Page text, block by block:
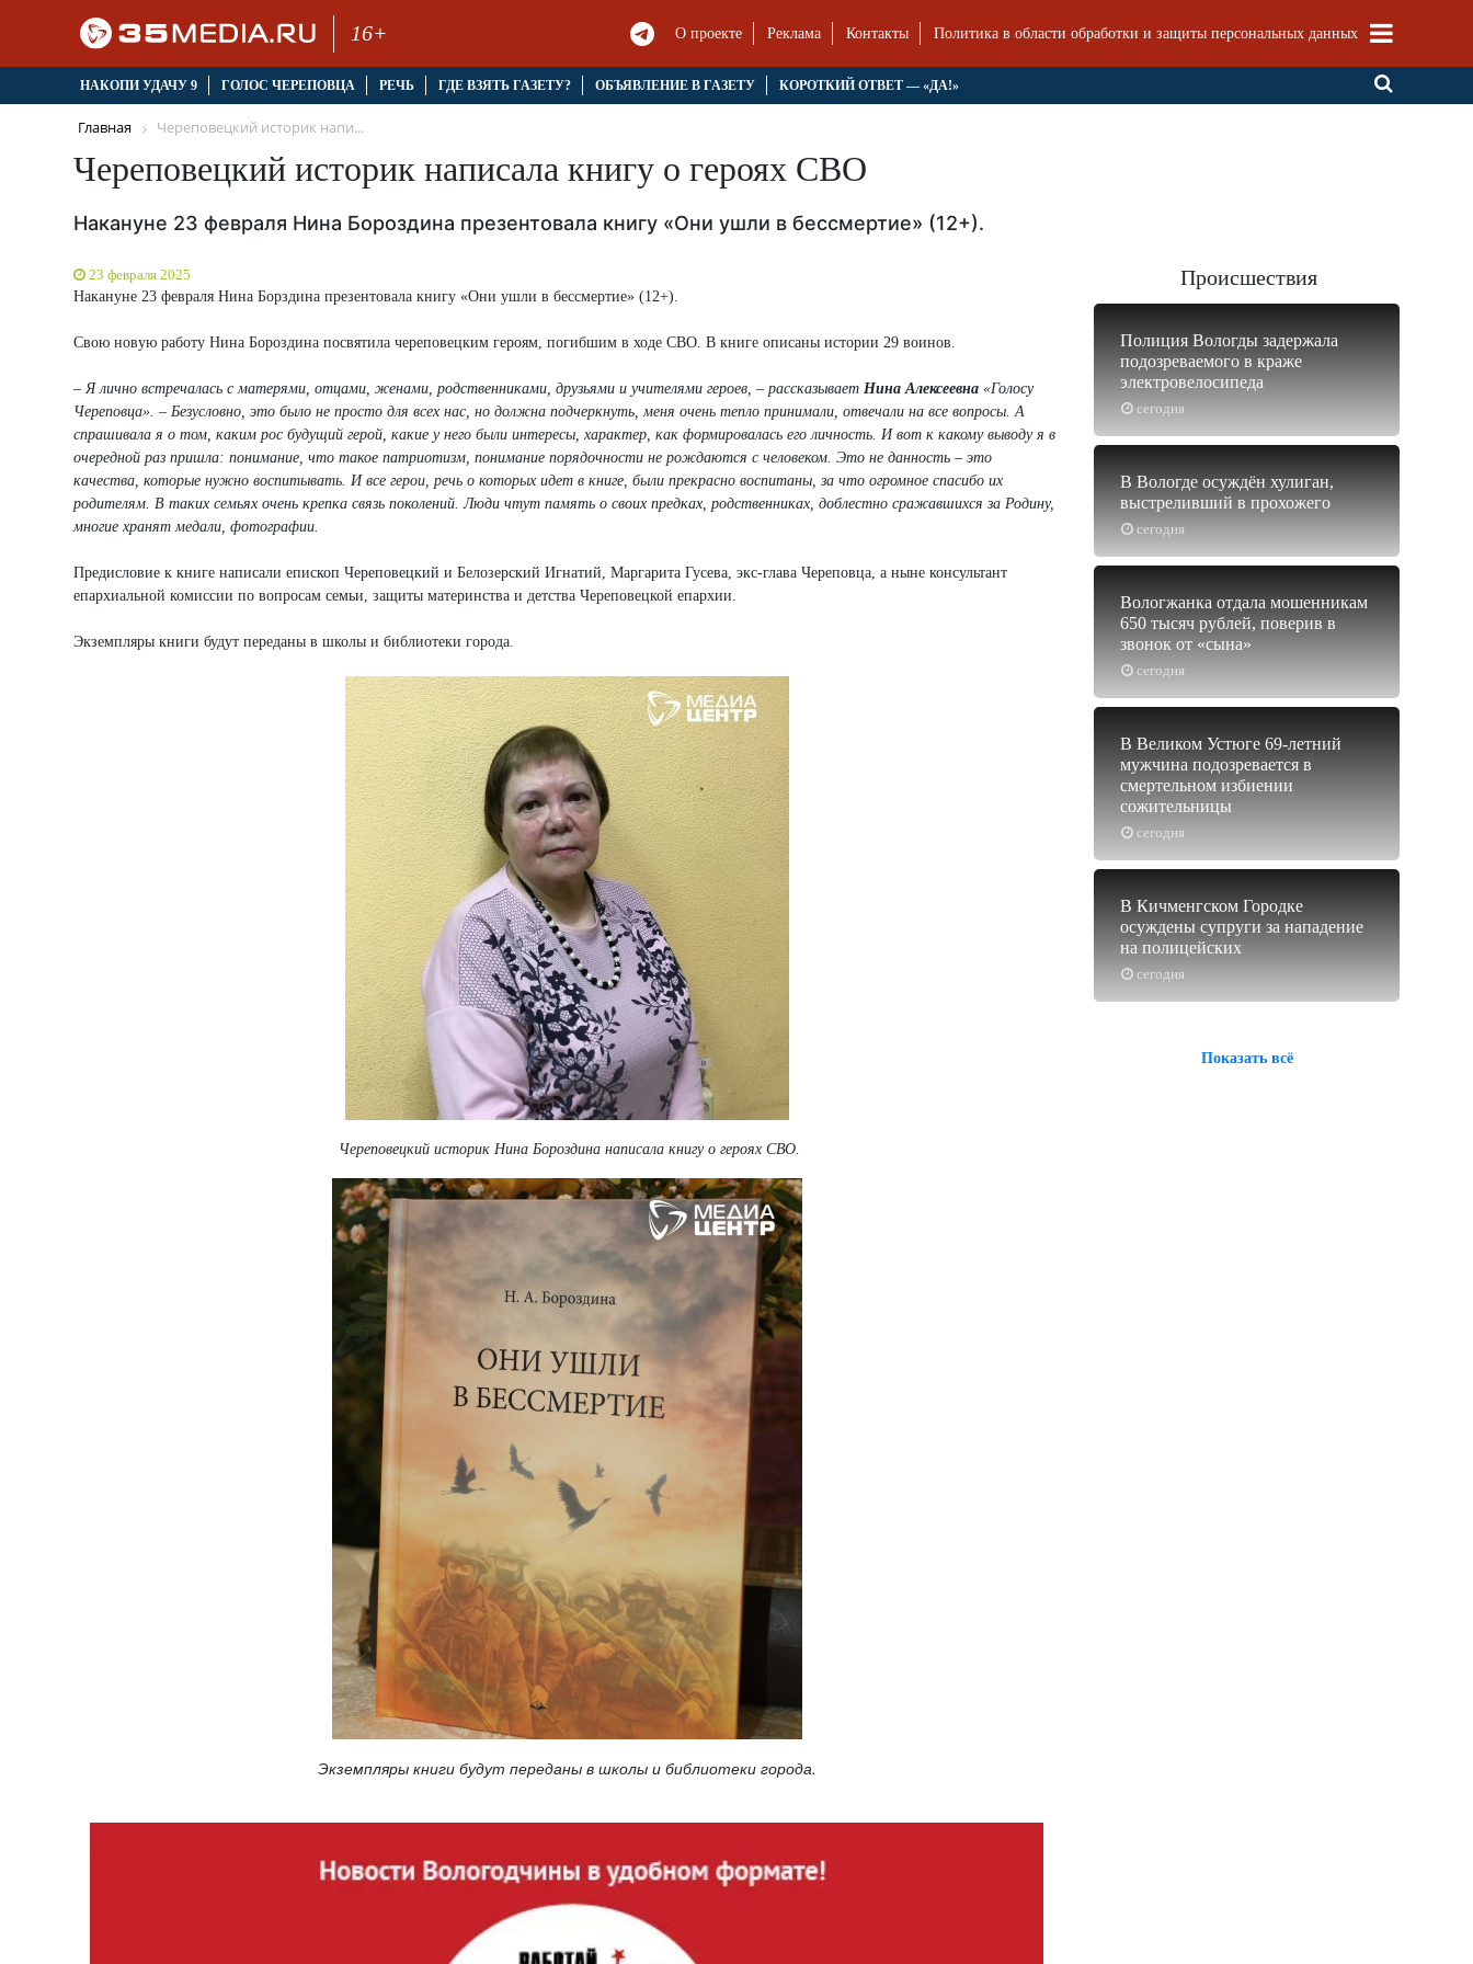
16+ О проекте Реклама Контакты Политика в области обработки и защиты персональных данных
НАКОПИ УДАЧУ 9 ГОЛОС ЧЕРЕПОВЦА РЕЧЬ ГДЕ ВЗЯТЬ ГАЗЕТУ? ОБЪЯВЛЕНИЕ В ГАЗЕТУ КОРОТКИЙ ОТВЕТ — «ДА!»
Главная Череповецкий историк напи...
Череповецкий историк написала книгу о героях СВО
Накануне 23 февраля Нина Бороздина презентовала книгу «Они ушли в бессмертие» (12+).
23 февраля 2025
Накануне 23 февраля Нина Борздина презентовала книгу «Они ушли в бессмертие» (12+).
Свою новую работу Нина Бороздина посвятила череповецким героям, погибшим в ходе СВО. В книге описаны истории 29 воинов.
– Я лично встречалась с матерями, отцами, женами, родственниками, друзьями и учителями героев, – рассказывает Нина Алексеевна «Голосу
Череповца». – Безусловно, это было не просто для всех нас, но должна подчеркнуть, меня очень тепло принимали, отвечали на все вопросы. А
спрашивала я о том, каким рос будущий герой, какие у него были интересы, характер, как формировалась его личность. И вот к какому выводу я в
очередной раз пришла: понимание, что такое патриотизм, понимание порядочности не рождаются с человеком. Это не данность – это
качества, которые нужно воспитывать. И все герои, речь о которых идет в книге, были прекрасно воспитаны, за что огромное спасибо их
родителям. В таких семьях очень крепка связь поколений. Люди чтут память о своих предках, родственниках, доблестно сражавшихся за Родину,
многие хранят медали, фотографии.
Предисловие к книге написали епископ Череповецкий и Белозерский Игнатий, Маргарита Гусева, экс-глава Череповца, а ныне консультант
епархиальной комиссии по вопросам семьи, защиты материнства и детства Череповецкой епархии.
Экземпляры книги будут переданы в школы и библиотеки города.
Череповецкий историк Нина Бороздина написала книгу о героях СВО.
Экземпляры книги будут переданы в школы и библиотеки города.
Происшествия
сегодня
Полиция Вологды задержала
подозреваемого в краже
электровелосипеда
сегодня
В Вологде осуждён хулиган,
выстреливший в прохожего
сегодня
Вологжанка отдала мошенникам
650 тысяч рублей, поверив в
звонок от «сына»
сегодня
В Великом Устюге 69-летний
мужчина подозревается в
смертельном избиении
сожительницы
сегодня
В Кичменгском Городке
осуждены супруги за нападение
на полицейских
Показать всё